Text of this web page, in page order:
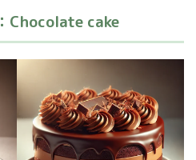
：Chocolate cake